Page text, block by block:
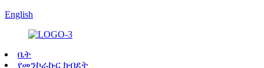
English
ቤት
የመንኮራኩር ክብደት